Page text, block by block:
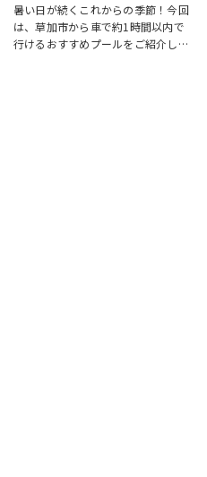
暑い日が続くこれからの季節！今回
は、草加市から車で約1時間以内で
行けるおすすめプールをご紹介しま